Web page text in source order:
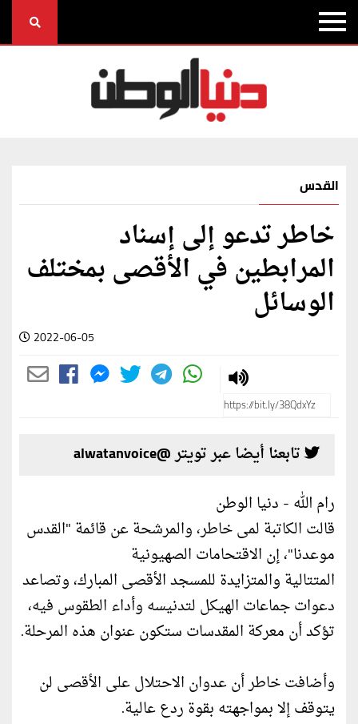
القدس
خاطر تدعو إلى إسناد
المرابطين في الأقصى بمختلف
الوسائل
2022-06-05
تابعنا أيضا عبر تويتر @alwatanvoice
رام الله - دنيا الوطن
قالت الكاتبة لمى خاطر، والمرشحة عن قائمة "القدس
موعدنا"، إن الاقتحامات الصهيونية
المتتالية والمتزايدة للمسجد الأقصى المبارك، وتصاعد
دعوات جماعات الهيكل لتدنيسه وأداء الطقوس فيه،
تؤكد أن معركة المقدسات ستكون عنوان هذه المرحلة.
وأضافت خاطر أن عدوان الاحتلال على الأقصى لن
يتوقف إلا بمواجهته بقوة ردع عالية.